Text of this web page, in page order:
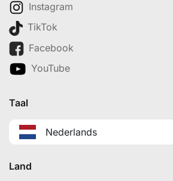
Instagram
TikTok
Facebook
YouTube
Taal
Nederlands
Land